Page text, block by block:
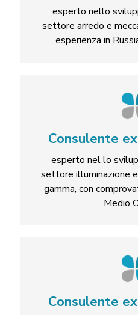
esperto nello
settore arredo e
esperienza in
Consulente
esperto nel lo
settore illuminazione
gamma, con
Medio
Consulente